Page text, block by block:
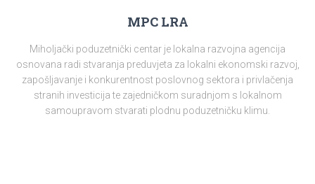
MPC LRA
Miholjački poduzetnički centar je lokalna razvojna agencija
osnovana radi stvaranja preduvjeta za lokalni ekonomski razvoj,
zapošljavanje i konkurentnost poslovnog sektora i privlačenja
stranih investicija te zajedničkom suradnjom s lokalnom
samoupravom stvarati plodnu poduzetničku klimu.